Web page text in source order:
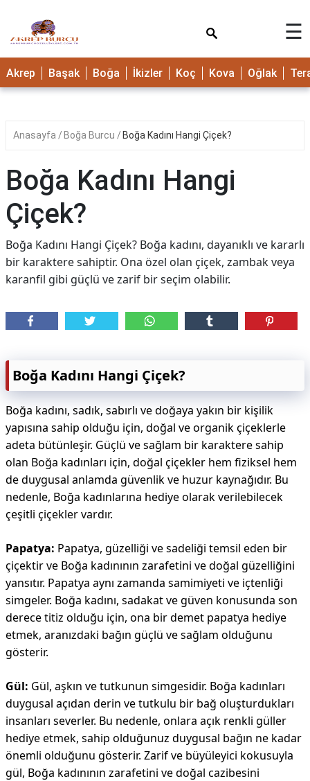
☰
Akrep Başak Boğa İkizler Koç Kova Oğlak
Anasayfa Boğa Burcu Boğa Kadını Hangi Çiçek?
Boğa Kadını Hangi
Çiçek?
Boğa Kadını Hangi Çiçek? Boğa kadını, dayanıklı ve kararlı
bir karaktere sahiptir. Ona özel olan çiçek, zambak veya
karanfil gibi güçlü ve zarif bir seçim olabilir.
Boğa Kadını Hangi Çiçek?
Boğa kadını, sadık, sabırlı ve doğaya yakın bir kişilik
yapısına sahip olduğu için, doğal ve organik çiçeklerle
adeta bütünleşir. Güçlü ve sağlam bir karaktere sahip
olan Boğa kadınları için, doğal çiçekler hem fiziksel hem
de duygusal anlamda güvenlik ve huzur kaynağıdır. Bu
nedenle, Boğa kadınlarına hediye olarak verilebilecek
çeşitli çiçekler vardır.
Papatya: Papatya, güzelliği ve sadeliği temsil eden bir
çiçektir ve Boğa kadınının zarafetini ve doğal güzelliğini
yansıtır. Papatya aynı zamanda samimiyeti ve içtenliği
simgeler. Boğa kadını, sadakat ve güven konusunda son
derece titiz olduğu için, ona bir demet papatya hediye
etmek, aranızdaki bağın güçlü ve sağlam olduğunu
gösterir.
Gül: Gül, aşkın ve tutkunun simgesidir. Boğa kadınları
duygusal açıdan derin ve tutkulu bir bağ oluşturdukları
insanları severler. Bu nedenle, onlara açık renkli güller
hediye etmek, sahip olduğunuz duygusal bağın ne kadar
önemli olduğunu gösterir. Zarif ve büyüleyici kokusuyla
gül, Boğa kadınının zarafetini ve doğal cazibesini